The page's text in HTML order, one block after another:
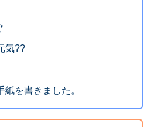
気??
紙を書きました。